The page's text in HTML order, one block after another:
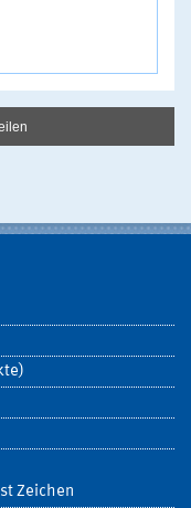
Zeichen